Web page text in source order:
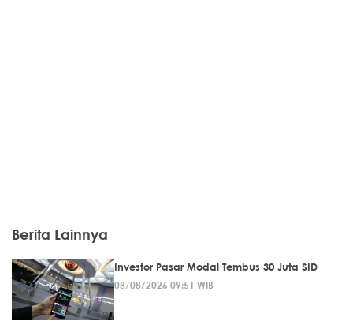
Berita Lainnya
Investor Pasar Modal Tembus 30 Juta SID
08/08/2026 09:51 WIB